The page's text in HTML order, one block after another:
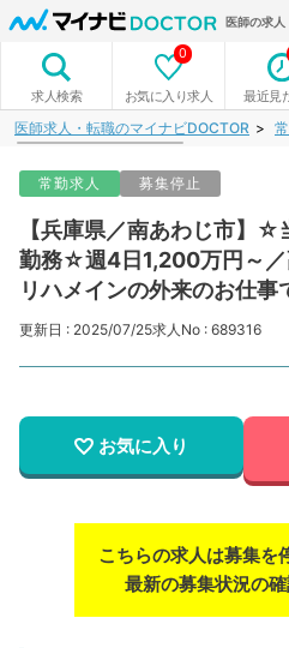
医師の求人
求人検索 お気に入り求人
0
最近見
医師求人・転職のマイナビDOCTOR
常勤求人 募集停止
【兵庫県／南あわじ市】
勤務☆週4日1,200万円～
リハメインの外来のお仕事
更新日 : 2025/07/25求人No : 689316
お気に入り
こちらの求人は募集を
最新の募集状況の確